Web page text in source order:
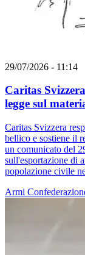
29/07/2026 - 11:14
Caritas
legge sul
Caritas Svizzera
bellico e sostiene il
un comunicato del
sull'esportazione di
popolazione civile
Armi